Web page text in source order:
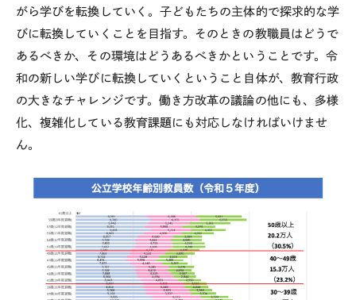
がら学びを転換していく。子どもたちの主体的で探求的な学
びに転換していくことを目指す。そのときの教職員はどうで
あるべきか、その環境はどうあるべきかということです。令
和の新しい学びに転換していくということ自体が、教育行政
の大きなチャレンジです。働き方改革の議論の他にも、多様
化、複雑化している教育課題にも対応しなければいけませ
ん。